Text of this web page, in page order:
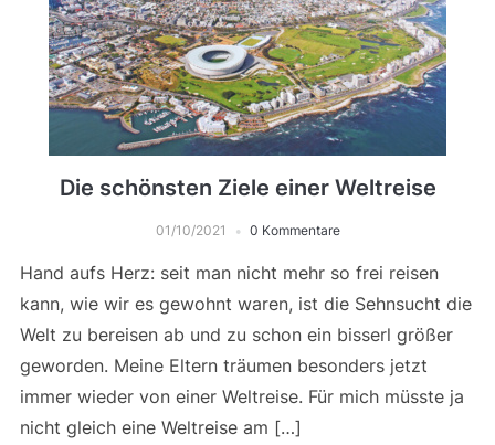
Die schönsten Ziele einer Weltreise
01/10/2021 0 Kommentare
Hand aufs Herz: seit man nicht mehr so frei reisen
kann, wie wir es gewohnt waren, ist die Sehnsucht die
Welt zu bereisen ab und zu schon ein bisserl größer
geworden. Meine Eltern träumen besonders jetzt
immer wieder von einer Weltreise. Für mich müsste ja
nicht gleich eine Weltreise am […]